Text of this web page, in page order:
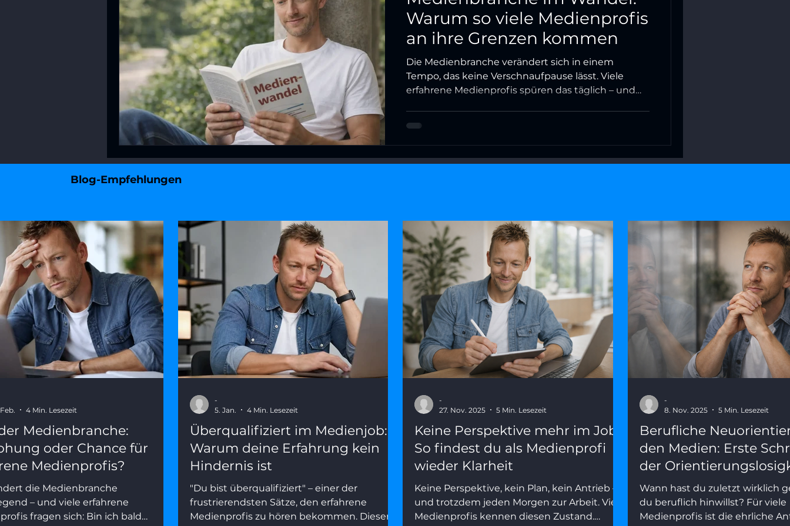
Warum so viele Medienprofis
an ihre Grenzen kommen
Die Medienbranche verändert sich in einem
Tempo, das keine Verschnaufpause lässt. Viele
erfahrene Medienprofis spüren das täglich – und
Dieser Artikel zeigt, warum das kein persönliches
Versagen ist – und was hinter dem Gefühl steckt,
nicht mehr mithalten zu können. Mit einem
Blog-Empfehlungen
Medienbranche:
oder Chance für
Medienprofis?
die Medienbranche
– und viele erfahrene
fragen sich: Bin ich bald
4 Min. Lesezeit
Überqualifiziert im Medienjob:
Warum deine Erfahrung kein
Hindernis ist
"Du bist überqualifiziert" – einer der
frustrierendsten Sätze, den erfahrene
Medienprofis zu hören bekommen. Dieser
-
5. Jan.
4 Min. Lesezeit
Keine Perspektive mehr im Job?
So findest du als Medienprofi
wieder Klarheit
Keine Perspektive, kein Plan, kein Antrieb –
und trotzdem jeden Morgen zur Arbeit. Viele
Medienprofis kennen diesen Zustand.
-
27. Nov. 2025
5 Min. Lesezeit
Berufliche
den Medien: Erste
der
Wann hast du zuletzt wirklich
du beruflich hinwillst? Für viele
Medienprofis ist die ehrliche
-
8. Nov. 2025
5 Min. Lesezeit